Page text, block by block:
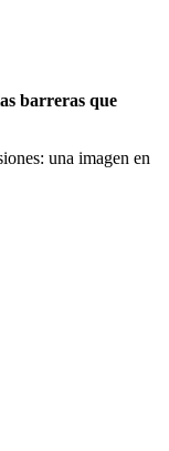
barreras que
una imagen en